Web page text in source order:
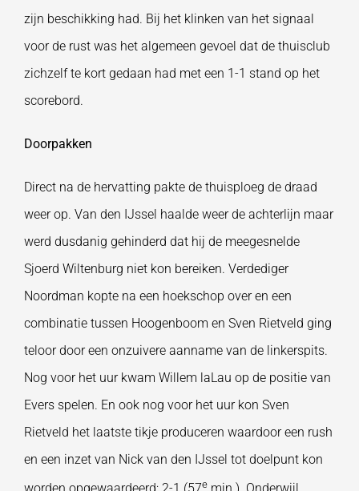
zijn beschikking had. Bij het klinken van het signaal
voor de rust was het algemeen gevoel dat de thuisclub
zichzelf te kort gedaan had met een 1-1 stand op het
scorebord.
Doorpakken
Direct na de hervatting pakte de thuisploeg de draad
weer op. Van den IJssel haalde weer de achterlijn maar
werd dusdanig gehinderd dat hij de meegesnelde
Sjoerd Wiltenburg niet kon bereiken. Verdediger
Noordman kopte na een hoekschop over en een
combinatie tussen Hoogenboom en Sven Rietveld ging
teloor door een onzuivere aanname van de linkerspits.
Nog voor het uur kwam Willem laLau op de positie van
Evers spelen. En ook nog voor het uur kon Sven
Rietveld het laatste tikje produceren waardoor een rush
en een inzet van Nick van den IJssel tot doelpunt kon
e